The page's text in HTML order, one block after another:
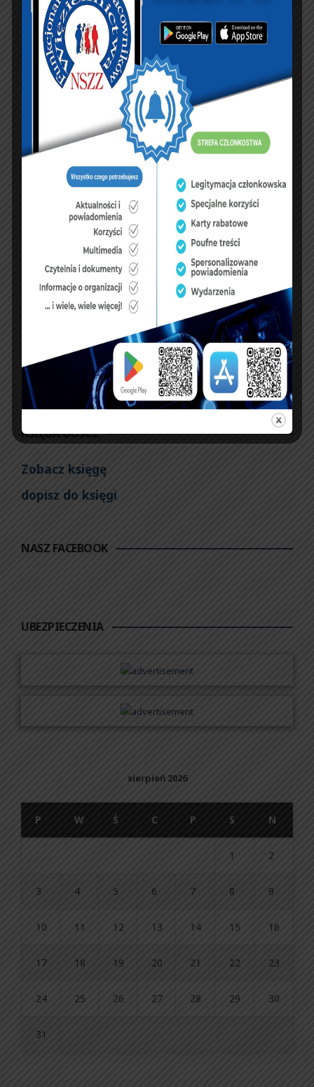
PREVIOUS ARTICLE
Funkcjonariusze SW
działający przy OR
PCK w Malborku
odpowiedzieli na apel
MS
NEXT ARTICLE
Komunikat po
spotkaniu
Przewodniczącego
ZG NSZZFiPW z
Dyrektorem
Generalnym SW.
KSIĘGA GOŚCI:
Zobacz księgę
dopisz do księgi
NASZ FACEBOOK
UBEZPIECZENIA
sierpień 2026
P W Ś C P S N
1 2
3 4 5 6 7 8 9
10 11 12 13 14 15 16
17 18 19 20 21 22 23
24 25 26 27 28 29 30
31